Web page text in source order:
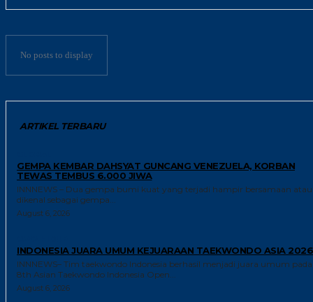
No posts to display
ARTIKEL TERBARU
GEMPA KEMBAR DAHSYAT GUNCANG VENEZUELA, KORBAN
TEWAS TEMBUS 6.000 JIWA
INNNEWS – Dua gempa bumi kuat yang terjadi hampir bersamaan atau
dikenal sebagai gempa...
August 6, 2026
INDONESIA JUARA UMUM KEJUARAAN TAEKWONDO ASIA 2026
INNNEWS– Tim taekwondo Indonesia berhasil menjadi juara umum pada
8th Asian Taekwondo Indonesia Open...
August 6, 2026